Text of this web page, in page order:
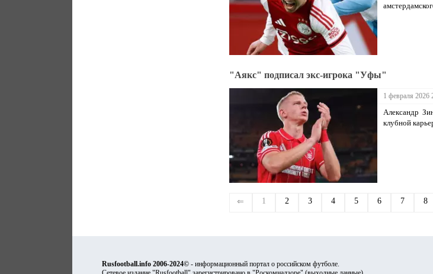
"Аякс" подписал экс-игрока "Уфы"
1 февраля 2026
Александр
клубной
⇐ 1 2 3 4 5 6 7 8
Rusfootball.info 2006-2024© - информационный портал о российском футболе.